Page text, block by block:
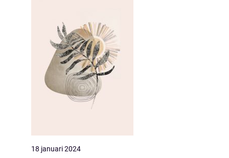
18 januari 2024